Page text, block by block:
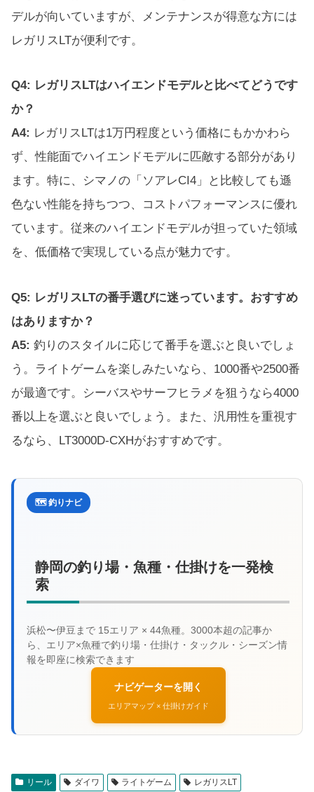
デルが向いていますが、メンテナンスが得意な方には
レガリスLTが便利です。
Q4: レガリスLTはハイエンドモデルと比べてどうです
か？
A4: レガリスLTは1万円程度という価格にもかかわら
ず、性能面でハイエンドモデルに匹敵する部分があり
ます。特に、シマノの「ソアレCI4」と比較しても遜
色ない性能を持ちつつ、コストパフォーマンスに優れ
ています。従来のハイエンドモデルが担っていた領域
を、低価格で実現している点が魅力です。
Q5: レガリスLTの番手選びに迷っています。おすすめ
はありますか？
A5: 釣りのスタイルに応じて番手を選ぶと良いでしょ
う。ライトゲームを楽しみたいなら、1000番や2500番
が最適です。シーバスやサーフヒラメを狙うなら4000
番以上を選ぶと良いでしょう。また、汎用性を重視す
るなら、LT3000D-CXHがおすすめです。
🗺️ 釣りナビ
静岡の釣り場・魚種・仕掛けを一発検
索
ナビゲーターを開く
エリアマップ × 仕掛けガイド
リール ダイワ ライトゲーム レガリスLT